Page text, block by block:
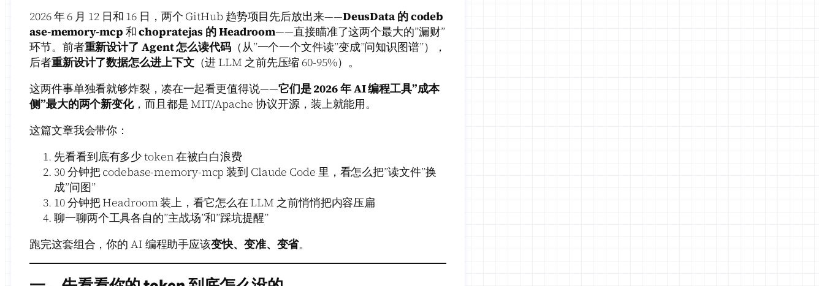
2026 年 6 月 12 日和 16 日，两个 GitHub 趋势项目先后放出来——DeusData 的 codeb
ase-memory-mcp 和chopratejas 的 Headroom——直接瞄准了这两个最大的”漏财”
环节。前者重新设计了 Agent 怎么读代码（从”一个一个文件读”变成”问知识图谱”），
后者重新设计了数据怎么进上下文（进 LLM 之前先压缩 60-95%）。
这两件事单独看就够炸裂，凑在一起看更值得说——它们是 2026 年 AI 编程工具”成本
侧”最大的两个新变化，而且都是 MIT/Apache 协议开源，装上就能用。
这篇文章我会带你：
先看看到底有多少 token 在被白白浪费
30 分钟把 codebase-memory-mcp 装到 Claude Code 里，看怎么把”读文件”换
成”问图”
10 分钟把 Headroom 装上，看它怎么在 LLM 之前悄悄把内容压扁
聊一聊两个工具各自的”主战场”和”踩坑提醒”
跑完这套组合，你的 AI 编程助手应该变快、变准、变省。